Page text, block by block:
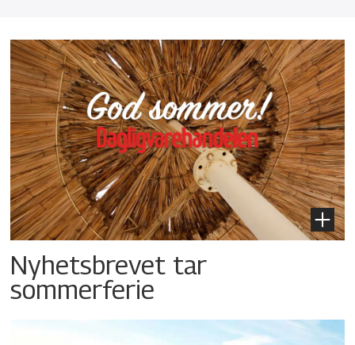
Nyhetsbrevet tar
sommerferie